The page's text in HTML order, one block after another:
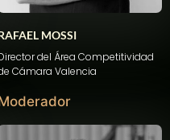
MOSSI
del Área Competitividad
Cámara Valencia